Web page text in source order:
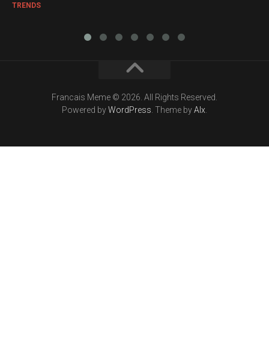
TRENDS
Francais Meme © 2026. All Rights Reserved.
Powered byWordPress . Theme byAlx